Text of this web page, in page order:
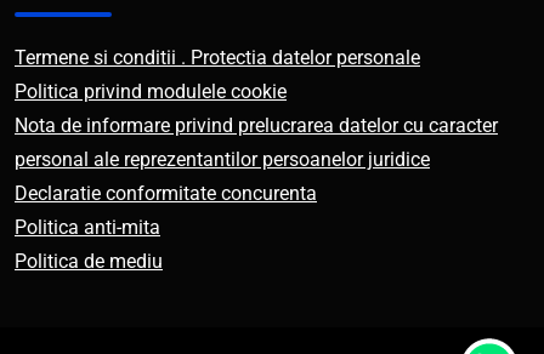
Termene si conditii . Protectia datelor personale
Politica privind modulele cookie
Nota de informare privind prelucrarea datelor cu caracter
personal ale reprezentantilor persoanelor juridice
Declaratie conformitate concurenta
Politica anti-mita
Politica de mediu